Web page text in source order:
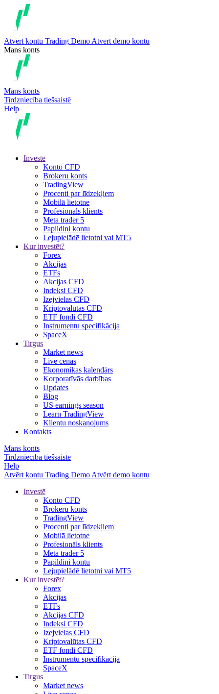
Atvērt kontu Trading Demo Atvērt demo kontu
Mans konts
Mans konts
Tirdzniecība tiešsaistē
Help
Investē
Konto CFD
Brokeru konts
TradingView
Procenti par līdzekļiem
Mobilā lietotne
Profesionāls klients
Meta trader 5
Papildini kontu
Lejupielādē lietotni vai MT5
Kur investēt?
Forex
Akcijas
ETFs
Akcijas CFD
Indeksi CFD
Izejvielas CFD
Kriptovalūtas CFD
ETF fondi CFD
Instrumentu specifikācija
SpaceX
Tirgus
Market news
Live cenas
Ekonomikas kalendārs
Korporatīvās darbības
Updates
Blog
US earnings season
Learn TradingView
Klientu noskaņojums
Kontakts
Mans konts
Tirdzniecība tiešsaistē
Help
Atvērt kontu Trading Demo Atvērt demo kontu
Investē
Konto CFD
Brokeru konts
TradingView
Procenti par līdzekļiem
Mobilā lietotne
Profesionāls klients
Meta trader 5
Papildini kontu
Lejupielādē lietotni vai MT5
Kur investēt?
Forex
Akcijas
ETFs
Akcijas CFD
Indeksi CFD
Izejvielas CFD
Kriptovalūtas CFD
ETF fondi CFD
Instrumentu specifikācija
SpaceX
Tirgus
Market news